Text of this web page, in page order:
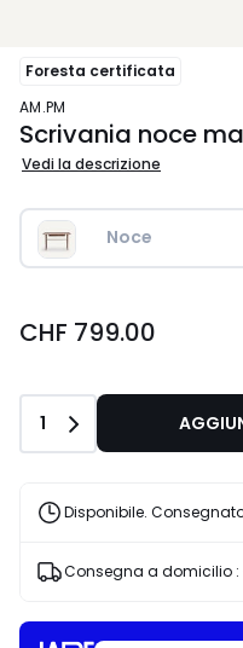
Foresta certificata
AM.PM
Scrivania noce
Vedi la descrizione
Noce
799.00.
CHF 799.00
Quantità
1
Disponibile.
Consegna a domicilio :